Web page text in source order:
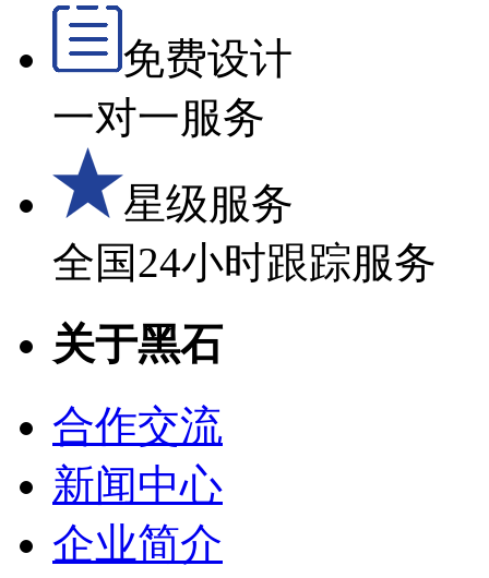
免费设计
一对一服务
星级服务
全国24小时跟踪服务
关于黑石
合作交流
新闻中心
企业简介